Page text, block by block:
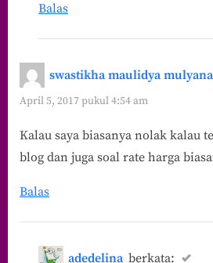
Balas
swastikha maulidya mulyana
April 5, 2017 pukul 4:54 am
Kalau saya biasanya nolak kalau
blog dan juga soal rate harga
Balas
adedelina berkata: